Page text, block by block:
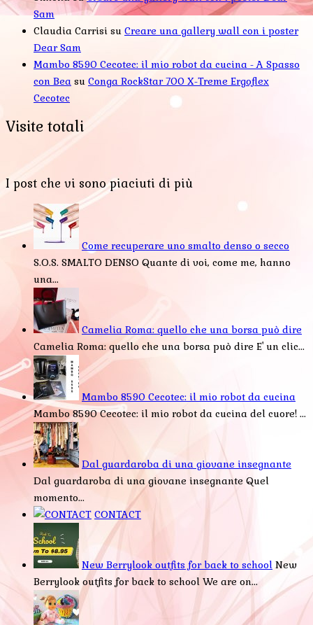
Sam
Claudia Carrisi su Creare una gallery wall con i poster
Dear Sam
Mambo 8590 Cecotec: il mio robot da cucina - A Spasso
con Bea su Conga RockStar 700 X-Treme Ergoflex
Cecotec
Visite totali
I post che vi sono piaciuti di più
Come recuperare uno smalto denso o secco
S.O.S. SMALTO DENSO Quante di voi, come me, hanno
una...
Camelia Roma: quello che una borsa può dire
Camelia Roma: quello che una borsa può dire E' un clic...
Mambo 8590 Cecotec: il mio robot da cucina
Mambo 8590 Cecotec: il mio robot da cucina del cuore! ...
Dal guardaroba di una giovane insegnante
Dal guardaroba di una giovane insegnante Quel
momento...
CONTACT
New Berrylook outfits for back to school New
Berrylook outfits for back to school We are on...